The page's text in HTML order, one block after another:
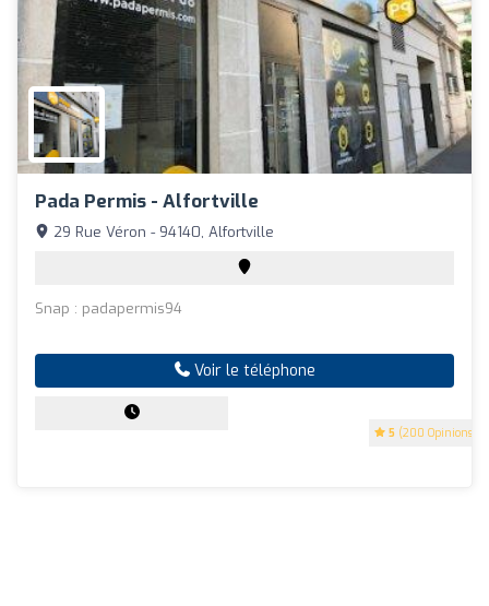
Pada Permis - Alfortville
5 (200 Opinions)
29 Rue Véron - 94140, Alfortville
Snap : padapermis94
Voir le téléphone